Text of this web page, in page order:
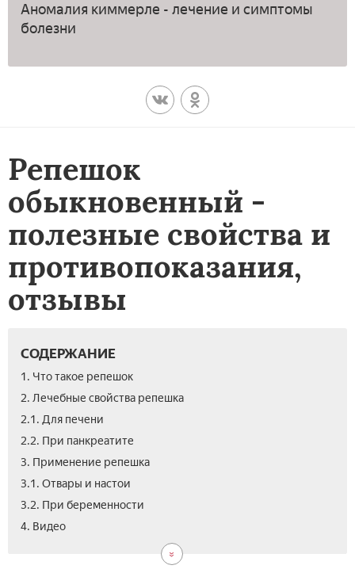
Аномалия киммерле - лечение и симптомы
болезни
Репешок
обыкновенный -
полезные свойства и
противопоказания,
отзывы
СОДЕРЖАНИЕ
1. Что такое репешок
2. Лечебные свойства репешка
2.1. Для печени
2.2. При панкреатите
3. Применение репешка
3.1. Отвары и настои
3.2. При беременности
4. Видео